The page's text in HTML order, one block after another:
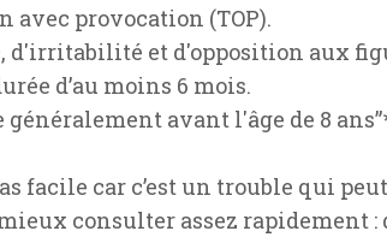
avec provocation (TOP).
d'irritabilité et d'opposition aux
d’au moins 6 mois.
généralement avant l'âge de 8
facile car c’est un trouble qui
consulter assez rapidement :